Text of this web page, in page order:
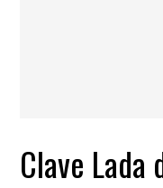
Clave Lada